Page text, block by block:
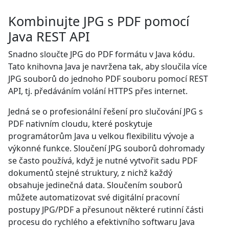
Kombinujte JPG s PDF pomocí
Java REST API
Snadno sloučte JPG do PDF formátu v Java kódu.
Tato knihovna Java je navržena tak, aby sloučila více
JPG souborů do jednoho PDF souboru pomocí REST
API, tj. předáváním volání HTTPS přes internet.
Jedná se o profesionální řešení pro slučování JPG s
PDF nativním cloudu, které poskytuje
programátorům Java u velkou flexibilitu vývoje a
výkonné funkce. Sloučení JPG souborů dohromady
se často používá, když je nutné vytvořit sadu PDF
dokumentů stejné struktury, z nichž každý
obsahuje jedinečná data. Sloučením souborů
můžete automatizovat své digitální pracovní
postupy JPG/PDF a přesunout některé rutinní části
procesu do rychlého a efektivního softwaru Java